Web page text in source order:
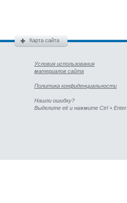
Карта сайта
Условия использования
материалов сайта
Политика конфиденциальности
Нашли ошибку?
Выделите её и нажмите Ctrl + Enter.